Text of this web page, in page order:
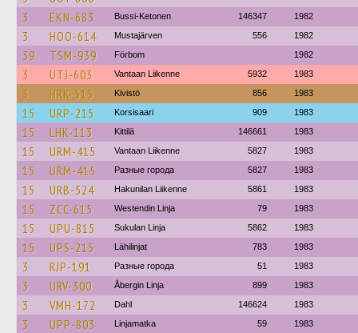
3 EKN-683 Bussi-Ketonen 146347 1982
3 HOO-614 Mustajärven 556 1982
39 TSM-939 Förbom 1982
3 UTJ-603 Vantaan Liikenne 5932 1983
3 HRK-515 Kivistö 856 1983
15 URP-215 Korsisaari 909 1983
15 LHK-113 Kittilä 146661 1983
15 URM-415 Vantaan Liikenne 5827 1983
15 URM-415 Разные города 5827 1983
15 URB-524 Hakunilan Liikenne 5861 1983
15 ZCC-615 Westendin Linja 79 1983
15 UPU-815 Sukulan Linja 5862 1983
15 UPS-215 Lähilinjat 783 1983
3 RJP-191 Разные города 51 1983
3 URV-300 Åbergin Linja 899 1983
3 VMH-172 Dahl 146624 1983
3 UPP-803 Linjamatka 59 1983